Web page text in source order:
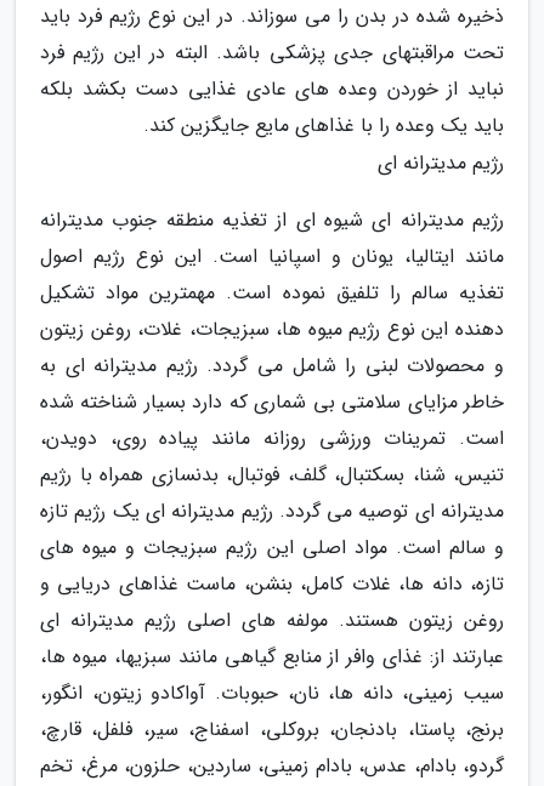
ذخیره شده در بدن را می سوزاند. در این نوع رژیم فرد باید
تحت مراقبتهای جدی پزشکی باشد. البته در این رژیم فرد
نباید از خوردن وعده های عادی غذایی دست بکشد بلکه
باید یک وعده را با غذاهای مایع جایگزین کند.
رژیم مدیترانه ای
رژیم مدیترانه ای شیوه ای از تغذیه منطقه جنوب مدیترانه
مانند ایتالیا، یونان و اسپانیا است. این نوع رژیم اصول
تغذیه سالم را تلفیق نموده است. مهمترین مواد تشکیل
دهنده این نوع رژیم میوه ها، سبزیجات، غلات، روغن زیتون
و محصولات لبنی را شامل می گردد. رژیم مدیترانه ای به
خاطر مزایای سلامتی بی شماری که دارد بسیار شناخته شده
است. تمرینات ورزشی روزانه مانند پیاده روی، دویدن،
تنیس، شنا، بسکتبال، گلف، فوتبال، بدنسازی همراه با رژیم
مدیترانه ای توصیه می گردد. رژیم مدیترانه ای یک رژیم تازه
و سالم است. مواد اصلی این رژیم سبزیجات و میوه های
تازه، دانه ها، غلات کامل، بنشن، ماست غذاهای دریایی و
روغن زیتون هستند. مولفه های اصلی رژیم مدیترانه ای
عبارتند از: غذای وافر از منابع گیاهی مانند سبزیها، میوه ها،
سیب زمینی، دانه ها، نان، حبوبات. آواکادو زیتون، انگور،
برنج، پاستا، بادنجان، بروکلی، اسفناج، سیر، فلفل، قارچ،
گردو، بادام، عدس، بادام زمینی، ساردین، حلزون، مرغ، تخم